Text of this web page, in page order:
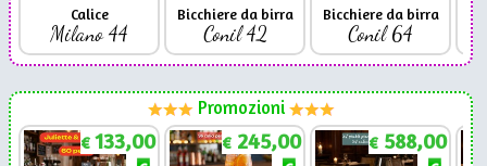
Calice
Milano 44
Bicchiere da birra
Conil 42
Bicchiere da birra
Conil 64
Promozioni
€ 133,00 € 245,00 € 588,00